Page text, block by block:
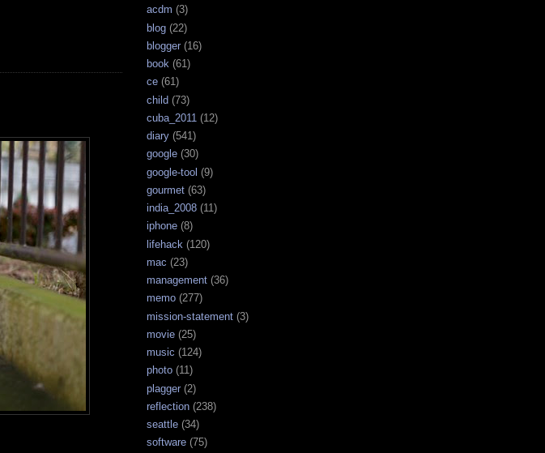
acdm (3)
blog (22)
blogger (16)
book (61)
ce (61)
child (73)
cuba_2011 (12)
diary (541)
google (30)
google-tool (9)
gourmet (63)
india_2008 (11)
iphone (8)
lifehack (120)
mac (23)
management (36)
memo (277)
mission-statement (3)
movie (25)
music (124)
photo (11)
plagger (2)
reflection (238)
seattle (34)
software (75)